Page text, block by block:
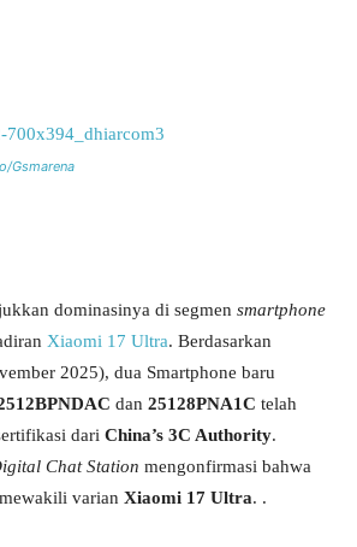
Gsmarena
dominasinya di segmen smartphone
Xiaomi 17 Ultra. Berdasarkan
2025), dua Smartphone baru
dan 25128PNA1C telah
dari China’s 3C Authority.
Chat Station mengonfirmasi bahwa
varian Xiaomi 17 Ultra. .